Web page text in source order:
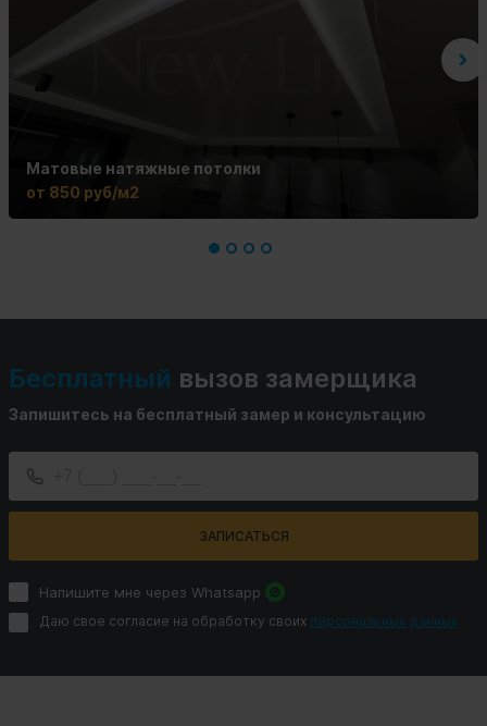
Матовые натяжные потолки
от 850 руб/м2
Бесплатный вызов замерщика
Запишитесь на бесплатный замер и консультацию
ЗАПИСАТЬСЯ
Даю свое согласие на обработку своих персональных данных
Напишите мне через Whatsapp